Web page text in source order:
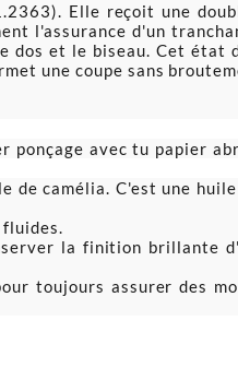
Elle reçoit une
l'assurance d'un
dos et le biseau. Cet état
une coupe sans
ponçage avec tu papier
de camélia. C'est une
fluides.
la finition brillante
toujours assurer des